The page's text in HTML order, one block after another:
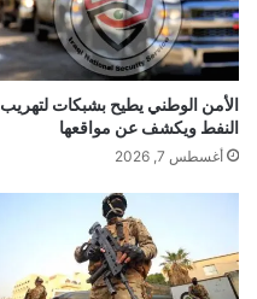
الأمن الوطني يطيح بشبكات لتهريب
النفط ويكشف عن مواقعها
أغسطس 7, 2026